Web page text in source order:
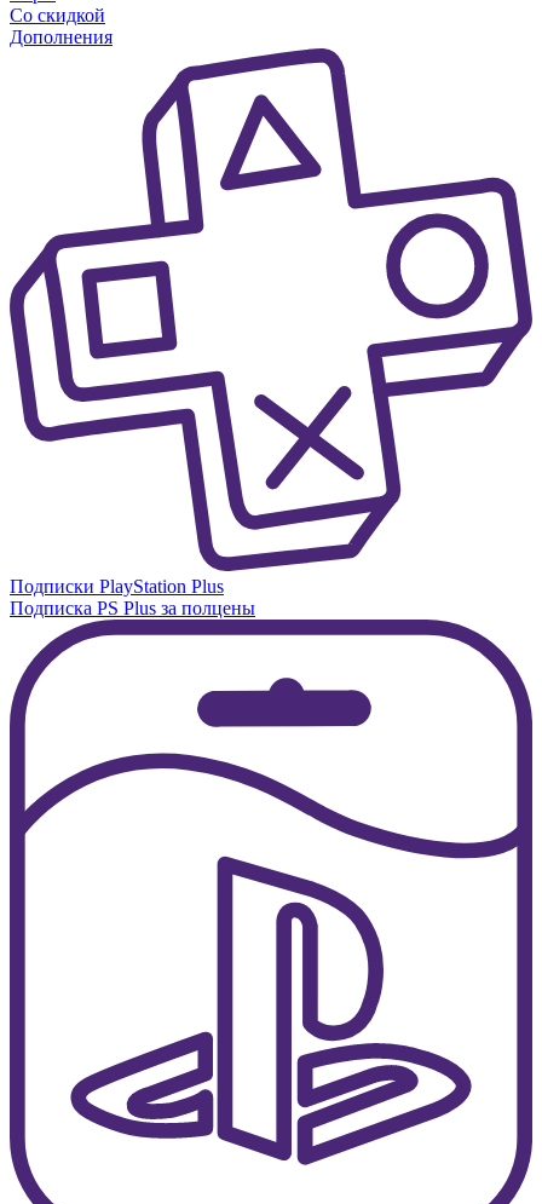
Со скидкой
Дополнения
Подписки PlayStation Plus
Подписка PS Plus за полцены